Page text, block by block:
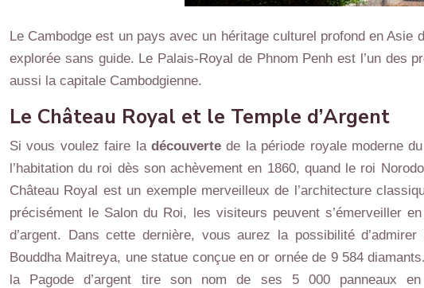
Le Cambodge est un pays avec un héritage culturel profond en
explorée sans guide. Le Palais-Royal de Phnom Penh est l’un des
aussi la capitale Cambodgienne.
Le Château Royal et le Temple d’Argent
Si vous voulez faire la découverte de la période royale moderne
l’habitation du roi dès son achèvement en 1860, quand le roi
Château Royal est un exemple merveilleux de l’architecture
précisément le Salon du Roi, les visiteurs peuvent s’émerveiller
d’argent. Dans cette dernière, vous aurez la possibilité
Bouddha Maitreya, une statue conçue en or ornée de 9 584
la Pagode d’argent tire son nom de ses 5 000 panneaux